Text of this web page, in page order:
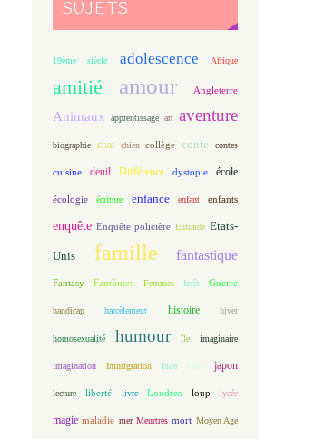
SUJETS
19ème siècle adolescence Afrique
amitié amour Angleterre
Animaux apprentissage art aventure
biographie chat chien collège conte contes
cuisine deuil Différence dystopie école
écologie écriture enfance enfant enfants
enquête Enquête policière Entraide Etats-
Unis famille fantastique
Fantasy Fantômes Femmes forêt Guerre
handicap harcèlement histoire hiver
homosexualité humour île imaginaire
imagination Immigration Inde Italie japon
lecture liberté livre Londres loup lycée
magie maladie mer Meurtres mort Moyen Age